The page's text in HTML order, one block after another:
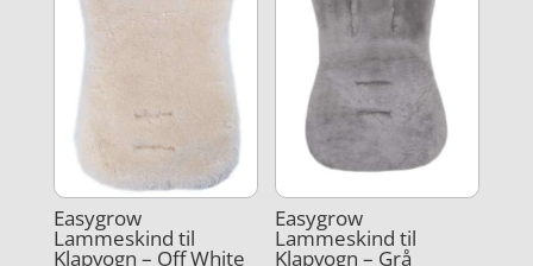
Easygrow
Lammeskind til
Klapvogn – Off White
Easygrow
Lammeskind til
Klapvogn – Grå